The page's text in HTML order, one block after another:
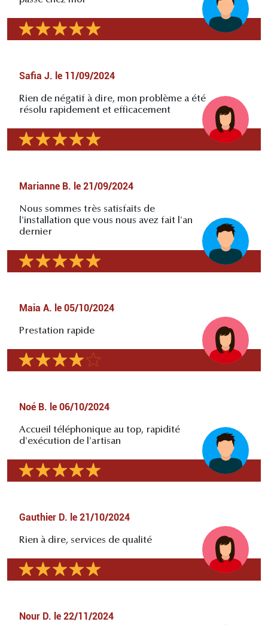
Safia J. le 11/09/2024
Rien de négatif à dire, mon problème a été
résolu rapidement et efficacement
Marianne B. le 21/09/2024
Nous sommes très satisfaits de
l'installation que vous nous avez fait l'an
dernier
Maia A. le 05/10/2024
Prestation rapide
Noé B. le 06/10/2024
Accueil téléphonique au top, rapidité
d'exécution de l'artisan
Gauthier D. le 21/10/2024
Rien à dire, services de qualité
Nour D. le 22/11/2024